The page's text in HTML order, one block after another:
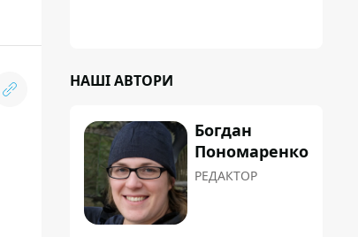
НАШІ АВТОРИ
Богдан
Пономаренко
РЕДАКТОР